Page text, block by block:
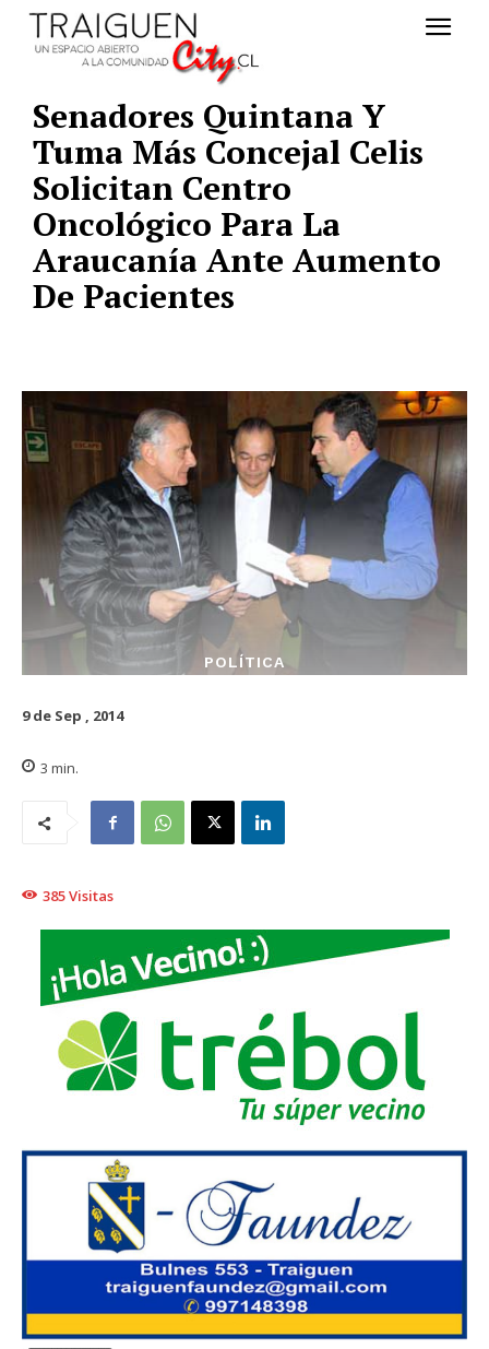
Senadores Quintana Y
Tuma Más Concejal Celis
Solicitan Centro
Oncológico Para La
Araucanía Ante Aumento
De Pacientes
POLÍTICA
9 de Sep , 2014
3 min.
385Visitas